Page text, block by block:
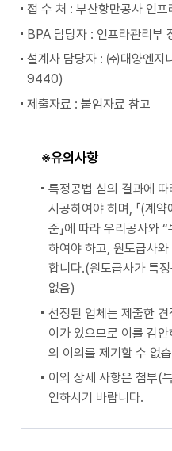
접 수 처 : 부산항만공사 인프
BPA 담당자 : 인프라관리
설계사 담당자 : ㈜대양엔
9440)
제출자료 : 붙임자료 참고
※유의사항
특정공법 심의 결과에
시공하여야 하며, 「(계약
준」에 따라 우리공사와
하여야 하고, 원도급사
합니다.(원도급사가 특
없음)
선정된 업체는 제출한
이가 있으므로 이를 감
의 이의를 제기할 수 없
이외 상세 사항은 첨부(
인하시기 바랍니다.